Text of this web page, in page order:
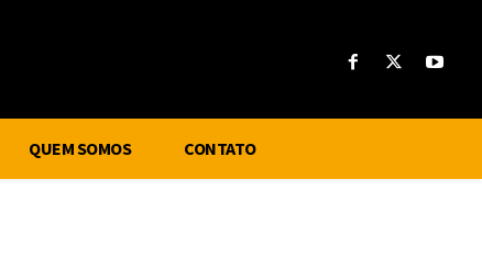
QUEM SOMOS CONTATO